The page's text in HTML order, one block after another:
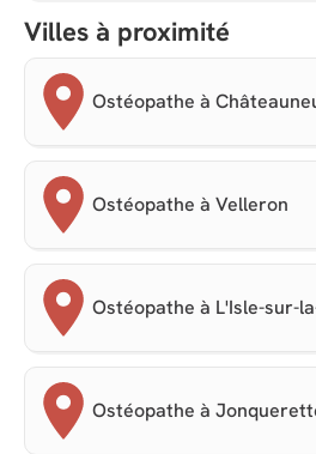
Villes à proximité
Ostéopathe à
Ostéopathe à Velleron
Ostéopathe à L'Isle-sur-
Ostéopathe à